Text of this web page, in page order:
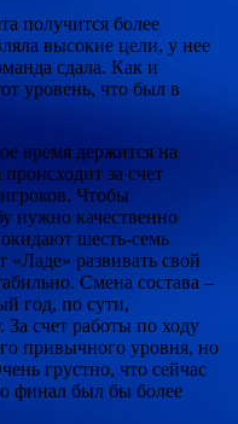
получится более
высокие цели, у нее
сдала. Как и
уровень, что был в
время держится на
за счет
Чтобы
нужно качественно
шесть-семь
«Ладе» развивать свой
Смена состава –
год, по сути,
За счет работы по ходу
привычного уровня, но
грустно, что сейчас
финал был бы более